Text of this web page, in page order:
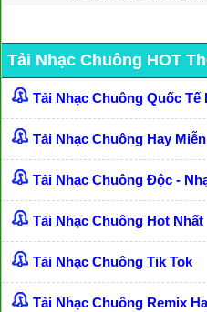
Tải Nhạc Chuông HOT
Tải Nhạc Chuông Quốc Tế
Tải Nhạc Chuông Hay
Tải Nhạc Chuông Độc -
Tải Nhạc Chuông Hot Nhất
Tải Nhạc Chuông Tik Tok
Tải Nhạc Chuông Remix